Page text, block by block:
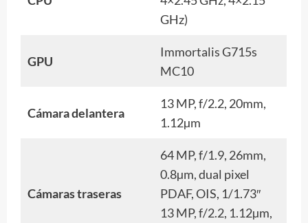
GHz)
GPU
Immortalis G715s
MC10
Cámara delantera
13 MP, f/2.2, 20mm,
1.12µm
Cámaras traseras
64 MP, f/1.9, 26mm,
0.8µm, dual pixel
PDAF, OIS, 1/1.73″
13 MP, f/2.2, 1.12µm,